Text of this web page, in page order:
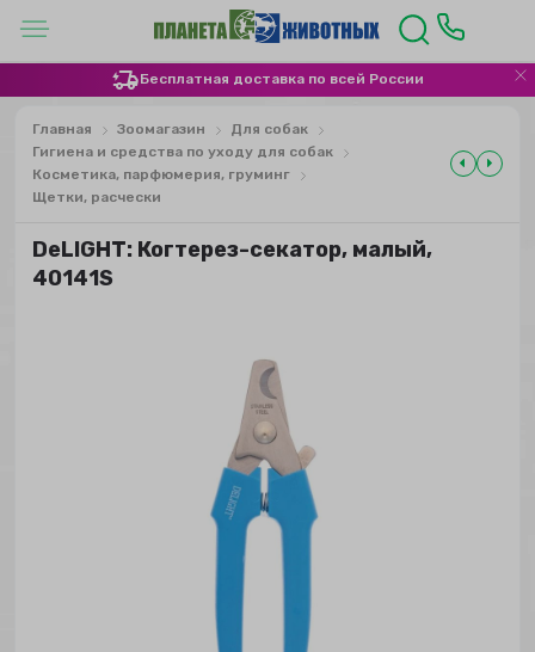
Бесплатная доставка по всей России
Главная Зоомагазин
Для собак
Гигиена и средства по уходу для собак
Косметика, парфюмерия, груминг
Щетки, расчески
DeLIGHT: Когтерез-секатор, малый,
40141S